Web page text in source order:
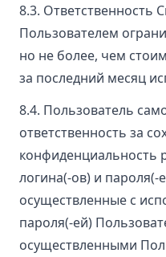
8.3. Ответственность
Пользователем
но не более, чем
за последний месяц
8.4. Пользователь
ответственность за
конфиденциальность
логина(-ов) и пароля(-
осуществленные с
пароля(-ей)
осуществленными